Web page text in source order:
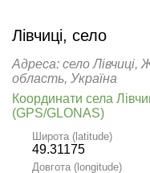
Лівчиці, село
Адреса: село Лівчиці,
область, Україна
Координати села
(GPS/GLONAS)
Широта (latitude)
49.31175
Довгота (longitude)